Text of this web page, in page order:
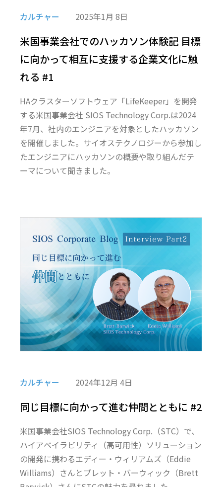
カルチャー 2025年1月 8日
米国事業会社でのハッカソン体験記―― 目標
に向かって相互に支援する企業文化に触
れる #1
HAクラスターソフトウェア「LifeKeeper」を開発
する米国事業会社 SIOS Technology Corp.は2024
年7月、社内のエンジニアを対象としたハッカソン
を開催しました。サイオステクノロジーから参加し
たエンジニアにハッカソンの概要や取り組んだテ
ーマについて聞きました。
カルチャー 2024年12月 4日
同じ目標に向かって進む仲間とともに #2
米国事業会社SIOS Technology Corp.（STC）で、
ハイアベイラビリティ（高可用性）ソリューション
の開発に携わるエディー・ウィリアムズ（Eddie
Williams）さんとブレット・バーウィック（Brett